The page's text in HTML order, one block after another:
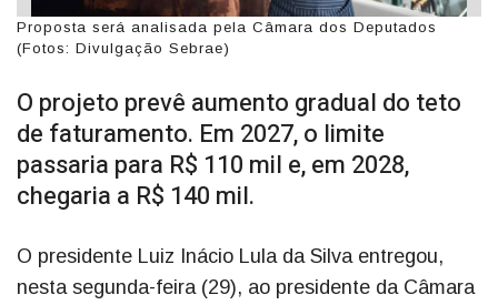
Proposta será analisada pela Câmara dos Deputados
(Fotos: Divulgação Sebrae)
O projeto prevê aumento gradual do teto
de faturamento. Em 2027, o limite
passaria para R$ 110 mil e, em 2028,
chegaria a R$ 140 mil.
O presidente Luiz Inácio Lula da Silva entregou,
nesta segunda-feira (29), ao presidente da Câmara